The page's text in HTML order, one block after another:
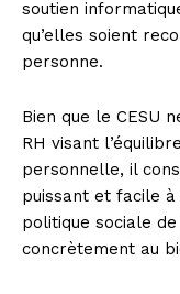
soutien
qu’elles soient
personne.
Bien que le CESU
RH visant
personnelle, il
puissant et facile
politique sociale
concrètement au